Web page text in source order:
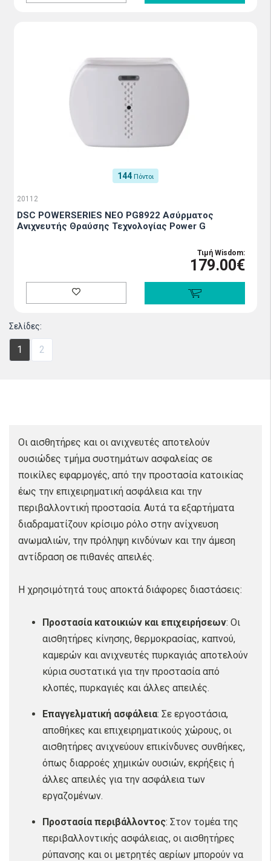
144 Πόντοι
20112
DSC POWERSERIES ΝΕΟ PG8922 Ασύρματος
Ανιχνευτής Θραύσης Τεχνολογίας Power G
Τιμή Wisdom:
179.00€
Σελίδες:
1 2
Οι αισθητήρες και οι ανιχνευτές αποτελούν
ουσιώδες τμήμα συστημάτων ασφαλείας σε
ποικίλες εφαρμογές, από την προστασία κατοικίας
έως την επιχειρηματική ασφάλεια και την
περιβαλλοντική προστασία. Αυτά τα εξαρτήματα
διαδραματίζουν κρίσιμο ρόλο στην ανίχνευση
ανωμαλιών, την πρόληψη κινδύνων και την άμεση
αντίδραση σε πιθανές απειλές.
Η χρησιμότητά τους αποκτά διάφορες διαστάσεις:
Προστασία κατοικιών και επιχειρήσεων: Οι
αισθητήρες κίνησης, θερμοκρασίας, καπνού,
καμερών και ανιχνευτές πυρκαγιάς αποτελούν
κύρια συστατικά για την προστασία από
κλοπές, πυρκαγιές και άλλες απειλές.
Επαγγελματική ασφάλεια: Σε εργοστάσια,
αποθήκες και επιχειρηματικούς χώρους, οι
αισθητήρες ανιχνεύουν επικίνδυνες συνθήκες,
όπως διαρροές χημικών ουσιών, εκρήξεις ή
άλλες απειλές για την ασφάλεια των
εργαζομένων.
Προστασία περιβάλλοντος: Στον τομέα της
περιβαλλοντικής ασφάλειας, οι αισθητήρες
ρύπανσης και οι μετρητές αερίων μπορούν να